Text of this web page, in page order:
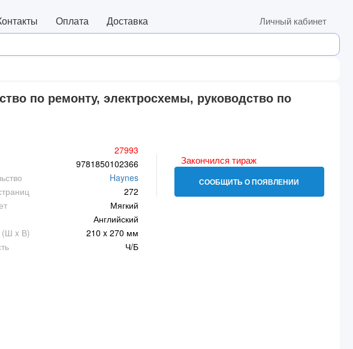
Оплата Доставка Личный кабинет
по ремонту, электросхемы, руководство по
27993
9781850102366
Haynes
272
Мягкий
Английский
(Ш x В)
210 x 270 мм
Ч/Б
Закончился тираж
СООБЩИТЬ О ПОЯВЛЕНИИ